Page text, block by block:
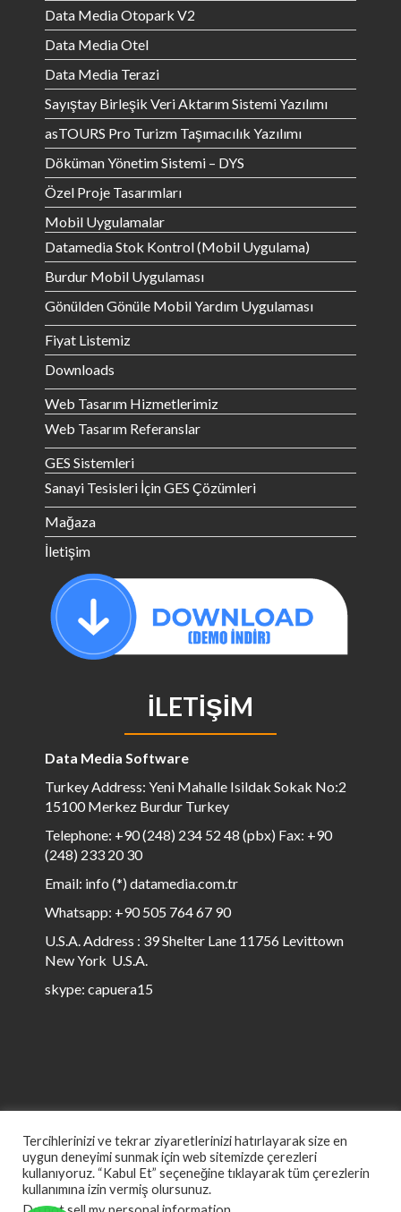
Data Media Otopark V2
Data Media Otel
Data Media Terazi
Sayıştay Birleşik Veri Aktarım Sistemi Yazılımı
asTOURS Pro Turizm Taşımacılık Yazılımı
Döküman Yönetim Sistemi – DYS
Özel Proje Tasarımları
Mobil Uygulamalar
Datamedia Stok Kontrol (Mobil Uygulama)
Burdur Mobil Uygulaması
Gönülden Gönüle Mobil Yardım Uygulaması
Fiyat Listemiz
Downloads
Web Tasarım Hizmetlerimiz
Web Tasarım Referanslar
GES Sistemleri
Sanayi Tesisleri İçin GES Çözümleri
Mağaza
İletişim
İLETIŞIM
Data Media Software
Turkey Address: Yeni Mahalle Isildak Sokak No:2
15100 Merkez Burdur Turkey
Telephone: +90 (248) 234 52 48 (pbx) Fax: +90
(248) 233 20 30
Email: info (*) datamedia.com.tr
Whatsapp: +90 505 764 67 90
U.S.A. Address : 39 Shelter Lane 11756 Levittown
New York U.S.A.
skype: capuera15
© All rights reserved to Data Media 1999 to ∞
Tercihlerinizi ve tekrar ziyaretlerinizi hatırlayarak size en
uygun deneyimi sunmak için web sitemizde çerezleri
kullanıyoruz. “Kabul Et” seçeneğine tıklayarak tüm çerezlerin
kullanımına izin vermiş olursunuz.